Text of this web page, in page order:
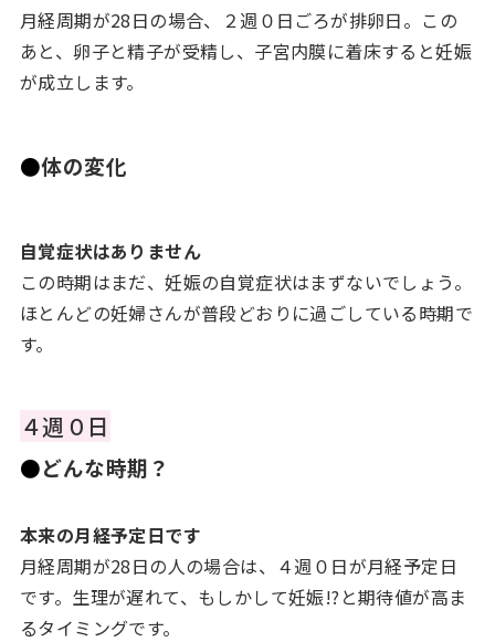
月経周期が28日の場合、２週０日ごろが排卵日。この
あと、卵子と精子が受精し、子宮内膜に着床すると妊娠
が成立します。
●体の変化
自覚症状はありません
この時期はまだ、妊娠の自覚症状はまずないでしょう。
ほとんどの妊婦さんが普段どおりに過ごしている時期で
す。
４週０日
●どんな時期？
本来の月経予定日です
月経周期が28日の人の場合は、４週０日が月経予定日
です。生理が遅れて、もしかして妊娠!?と期待値が高ま
るタイミングです。